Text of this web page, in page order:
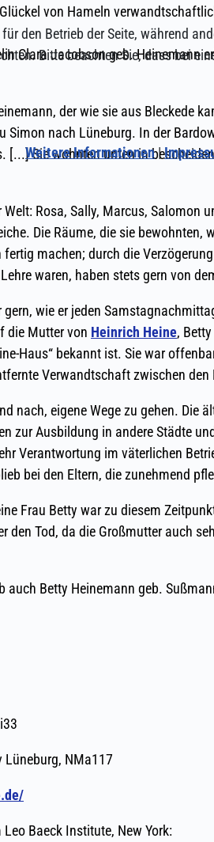
den Betrieb der Seite, während
Bitte beachten Sie, dass bei
Weitere Informationen|